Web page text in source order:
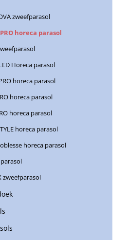
zweefparasol
horeca parasol
Horeca parasol
horeca parasol
horeca parasol
horeca parasol
horeca parasol
horeca parasol
parasol
zweefparasol